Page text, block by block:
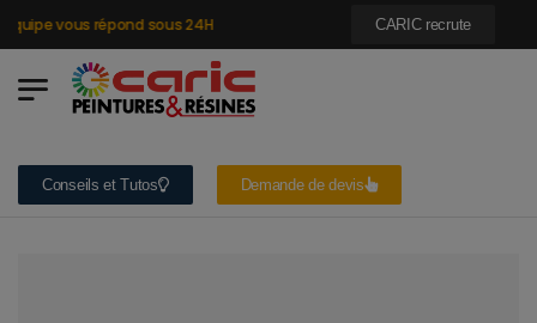
vous répond sous 24H CARIC recrute
Conseils et Tutos Demande de devis